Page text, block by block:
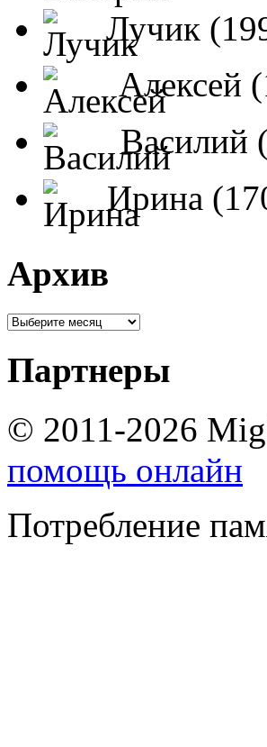
Лучик
Алексей
Василий
Ирина
Архив
Партнеры
© 2011-2026
помощь онлайн
Потребление